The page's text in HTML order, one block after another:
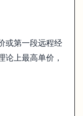
或第一段远程经
上最高单价，